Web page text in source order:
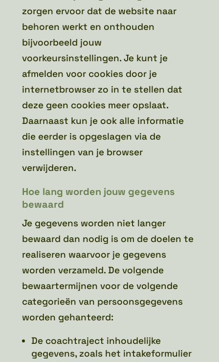
zorgen ervoor dat de website naar
behoren werkt en onthouden
bijvoorbeeld jouw
voorkeursinstellingen. Je kunt je
afmelden voor cookies door je
internetbrowser zo in te stellen dat
deze geen cookies meer opslaat.
Daarnaast kun je ook alle informatie
die eerder is opgeslagen via de
instellingen van je browser
verwijderen.
Hoe lang worden jouw gegevens
bewaard
Je gegevens worden niet langer
bewaard dan nodig is om de doelen te
realiseren waarvoor je gegevens
worden verzameld. De volgende
bewaartermijnen voor de volgende
categorieën van persoonsgegevens
worden gehanteerd:
De coachtraject inhoudelijke
gegevens, zoals het intakeformulier